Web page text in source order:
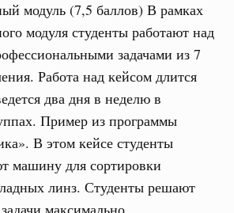
модуль (7,5 баллов) В рамках
модуля студенты работают над
задачами из 7
Работа над кейсом длится
два дня в неделю в
Пример из программы
В этом кейсе студенты
машину для сортировки
линз. Студенты решают
максимально